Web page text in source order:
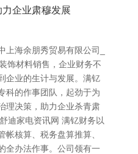
企业肃穆发展
海余朋秀贸易有限公司_
饰材料销售，企业财务不
企业的生计与发展。满钇
科的作事团队，起劲于为
理决策，助力企业杀青肃
迪家电资讯网 满钇财务以
核算、税务盘算推算、
全办法作事。公司领有一